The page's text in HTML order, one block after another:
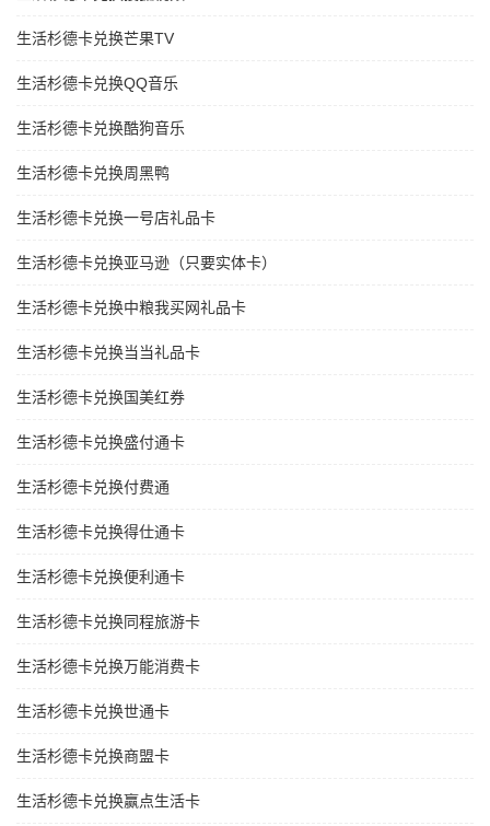
生活杉德卡兑换芒果TV
生活杉德卡兑换QQ音乐
生活杉德卡兑换酷狗音乐
生活杉德卡兑换周黑鸭
生活杉德卡兑换一号店礼品卡
生活杉德卡兑换亚马逊（只要实体卡）
生活杉德卡兑换中粮我买网礼品卡
生活杉德卡兑换当当礼品卡
生活杉德卡兑换国美红券
生活杉德卡兑换盛付通卡
生活杉德卡兑换付费通
生活杉德卡兑换得仕通卡
生活杉德卡兑换便利通卡
生活杉德卡兑换同程旅游卡
生活杉德卡兑换万能消费卡
生活杉德卡兑换世通卡
生活杉德卡兑换商盟卡
生活杉德卡兑换赢点生活卡